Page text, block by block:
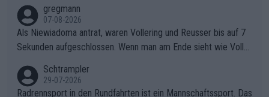
gregmann
07-08-2026
Als Niewiadoma antrat, waren Vollering und Reusser bis auf 7
Sekunden aufgeschlossen. Wenn man am Ende sieht wie Voller
ering die 7 Sekunden zu Niewiadoma nicht geschlossen hat un
d den Abstand hat anwachsen lassen. Ein schwerer taktischer
Schtrampler
29-07-2026
Radrennsport in den Rundfahrten ist ein Mannschaftssport. Das